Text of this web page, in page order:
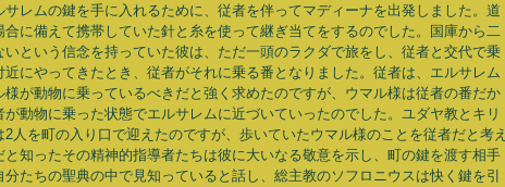
レムの鍵を手に入れるために、従者を伴ってマディーナを出発しました。道
に備えて携帯していた針と糸を使って継ぎ当てをするのでした。国庫から二
という信念を持っていた彼は、ただ一頭のラクダで旅をし、従者と交代で乗
にやってきたとき、従者がそれに乗る番となりました。従者は、エルサレム
が動物に乗っているべきだと強く求めたのですが、ウマル様は従者の番だか
動物に乗った状態でエルサレムに近づいていったのでした。ユダヤ教とキリ
人を町の入り口で迎えたのですが、歩いていたウマル様のことを従者だと考え
と知ったその精神的指導者たちは彼に大いなる敬意を示し、町の鍵を渡す相手
たちの聖典の中で見知っていると話し、総主教のソフロニウスは快く鍵を引